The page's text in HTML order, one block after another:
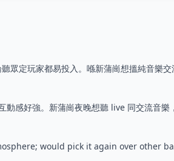
眾定玩家都易投入。喺新蒲崗想搵純音樂交
感好強。新蒲崗夜晚想聽 live 同交流音樂
would pick it again over other